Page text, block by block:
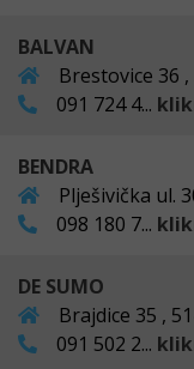
BALVAN
Brestovice
091 724 4...
BENDRA
Plješivička ul.
098 180 7...
DE SUMO
Brajdice 35 ,
091 502 2...